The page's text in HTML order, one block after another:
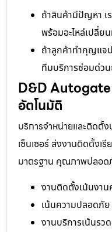
ถ้าสินค้ามีปัญหา เ
พร้อมอะไหล่เปลี่ย
ถ้าลูกค้าทำกุญแจ
ทีมบริการซ่อมด่ว
D&D Autogate
อัตโนมัติ
บริการจำหน่ายและติดตั้
เซ็นเซอร์ ส่งงานติดตั้งเ
มาตรฐาน คุณภาพปลอด
งานติดตั้งเน้นงา
เน้นความปลอดภัย
งานบริการเน้นรวด